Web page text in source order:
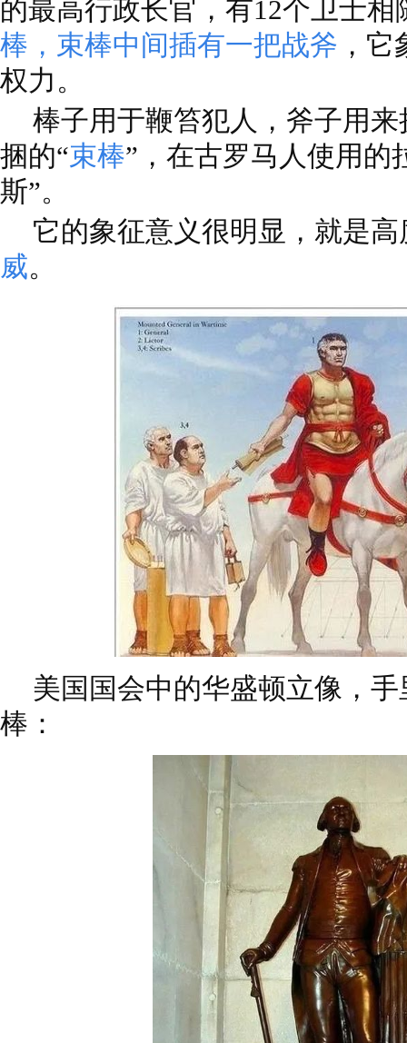
的最高行政长官，有12个卫士相
棒，束棒中间插有一把战斧 ，
权力。
棒子用于鞭笞犯人，斧子用
捆的“束棒”，在古罗马人使用的
斯”。
它的象征意义很明显，就是高
威。
美国国会中的华盛顿立像，
棒：